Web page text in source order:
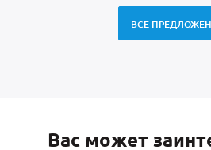
ВСЕ
Вас может